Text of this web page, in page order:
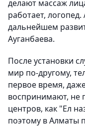
делают массаж
работает,
дальнейшем
Ауганбаева.
После установки
мир по-другому,
первое время,
воспринимают, не
центров, как "Ел
поэтому в Алматы